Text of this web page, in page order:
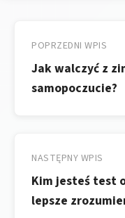
wpisu
POPRZEDNI WPIS
Jak walczyć z
samopoczucie?
NASTĘPNY WPIS
Kim jesteś test
lepsze